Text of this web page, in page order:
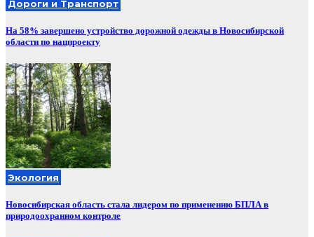
Дороги и Транспорт
На 58% завершено устройство дорожной одежды в Новосибирской
области по нацпроекту
Экология
Новосибирская область стала лидером по применению БПЛА в
природоохранном контроле